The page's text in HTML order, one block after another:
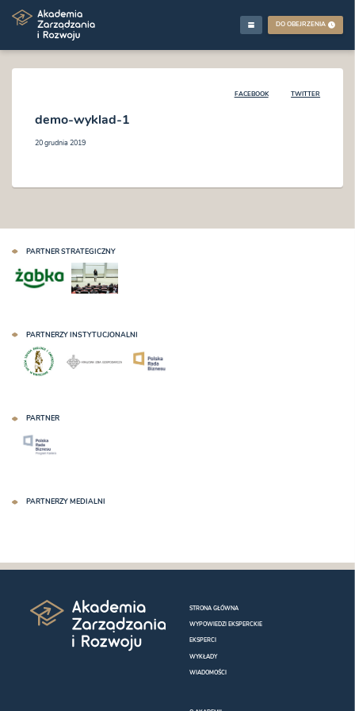
DO OBEJRZENIA
FACEBOOK TWITTER
demo-wyklad-1
20 grudnia 2019
PARTNER STRATEGICZNY
PARTNERZY INSTYTUCJONALNI
PARTNER
PARTNERZY MEDIALNI
STRONA GŁÓWNA
WYPOWIEDZI EKSPERCKIE
EKSPERCI
WYKŁADY
WIADOMOŚCI